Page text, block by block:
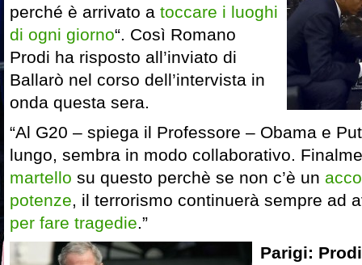
perché è arrivato a toccare i luoghi
di ogni giorno“. Così Romano
Prodi ha risposto all’inviato di
Ballarò nel corso dell’intervista in
onda questa sera.
“Al G20 – spiega il Professore – Obama e
lungo, sembra in modo collaborativo.
martello su questo perchè se non c’è un
potenze, il terrorismo continuerà sempre ad
per fare tragedie.”
Parigi: